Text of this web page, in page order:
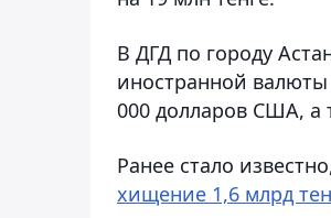
В ДГД по городу
иностранной
000 долларов США, а
Ранее стало
хищение 1,6 млрд